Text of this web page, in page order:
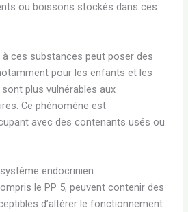
ou boissons stockés dans ces
ces substances peut poser des
pour les enfants et les
plus vulnérables aux
Ce phénomène est
avec des contenants usés ou
endocrinien
le PP 5, peuvent contenir des
d’altérer le fonctionnement